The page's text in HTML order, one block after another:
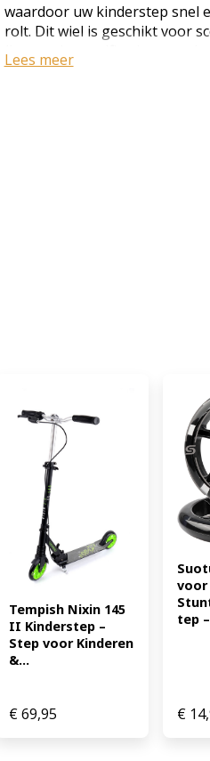
waardoor uw kinderstep snel
rolt. Dit wiel is geschikt voor
(Let op de specificaties
De wielen zijn gemaakt van
Lees meer
Tempish Nixin 145
II Kinderstep –
Step voor Kinderen
&...
€69,95
voor
tep
€